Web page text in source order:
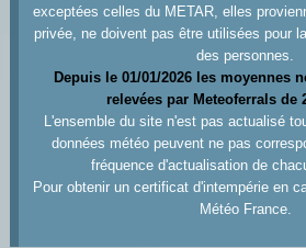
exceptées celles du METAR, elles
privée, ne doivent pas être utilisées pour
des personnes.
Depuis le 01/01/2026 les moyennes
relevées par Meteoferrals de
L'ensemble du site n'est pas actualisé
données météo peuvent ne pas
fréquence d'actualisation de
Pour obtenir un certificat d'intempérie en
Météo France.